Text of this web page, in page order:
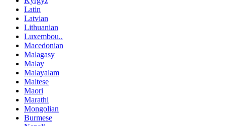
Latin
Latvian
Lithuanian
Luxembou..
Macedonian
Malagasy
Malay
Malayalam
Maltese
Maori
Marathi
Mongolian
Burmese